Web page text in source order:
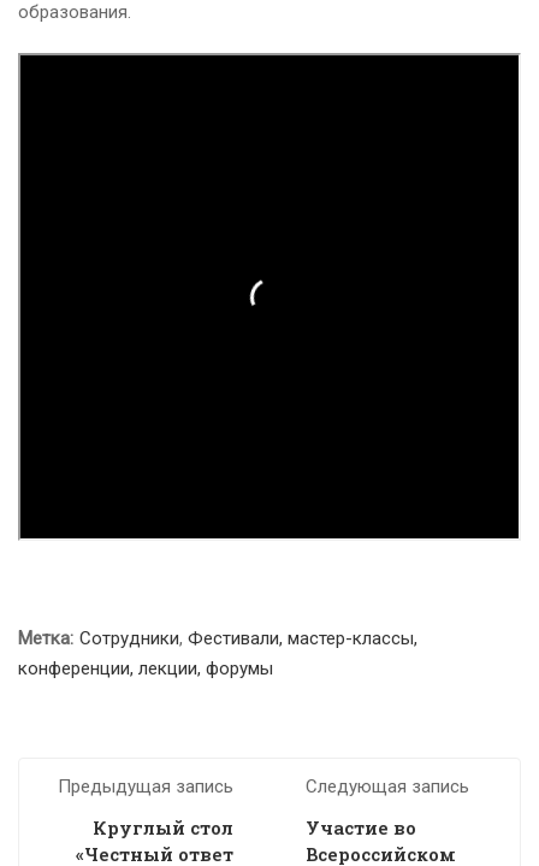
образования.
Метка: Сотрудники, Фестивали, мастер-классы,
конференции, лекции, форумы
Предыдущая запись
Круглый стол
«Честный ответ
Следующая запись
Участие во
Всероссийском